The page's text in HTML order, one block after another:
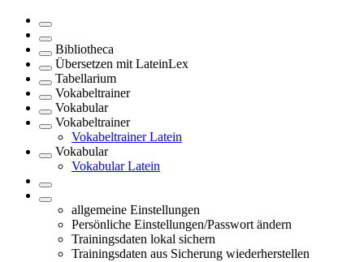
Bibliotheca
Übersetzen mit LateinLex
Tabellarium
Vokabeltrainer
Vokabular
Vokabeltrainer
Vokabeltrainer Latein
Vokabular
Vokabular Latein
allgemeine Einstellungen
Persönliche Einstellungen/Passwort ändern
Trainingsdaten lokal sichern
Trainingsdaten aus Sicherung wiederherstellen